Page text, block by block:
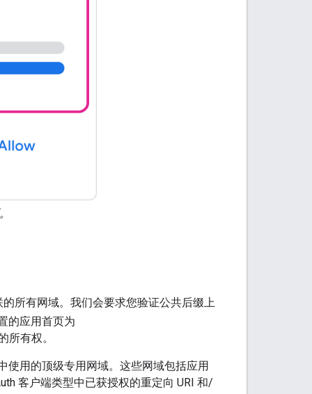
所有网域。我们会要求您验证公共后缀上
的应用首页为
所有权。
使用的顶级专用网域。这些网域包括应用
客户端类型中已获授权的重定向 URI 和/